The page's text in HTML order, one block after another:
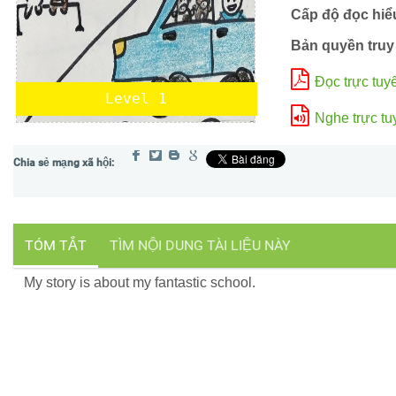
Level 1
Cấp độ đọc
Bản quyền
Đọc trực
Nghe trực
TÓM TẮT TÌM NỘI DUNG TÀI LIỆU NÀY
My story is about my fantastic school.